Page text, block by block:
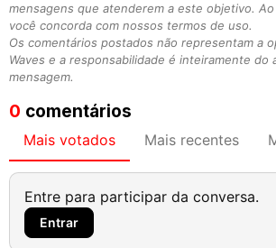
mensagens que atenderem a este objetivo.
você concorda com nossos termos de uso.
Os comentários postados não representam a
Waves e a responsabilidade é inteiramente do
mensagem.
0 comentários
Mais votados Mais recentes
Entre para participar da conversa.
Entrar